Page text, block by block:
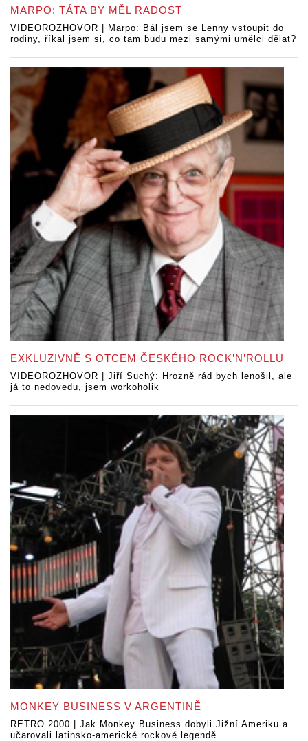
MARPO: TÁTA BY MĚL RADOST
VIDEOROZHOVOR | Marpo: Bál jsem se Lenny vstoupit do
rodiny, říkal jsem si, co tam budu mezi samými umělci dělat?
EXKLUZIVNĚ S OTCEM ČESKÉHO ROCK’N’ROLLU
VIDEOROZHOVOR | Jiří Suchý: Hrozně rád bych lenošil, ale
já to nedovedu, jsem workoholik
MONKEY BUSINESS V ARGENTINĚ
RETRO 2000 | Jak Monkey Business dobyli Jižní Ameriku a
učarovali latinsko-americké rockové legendě